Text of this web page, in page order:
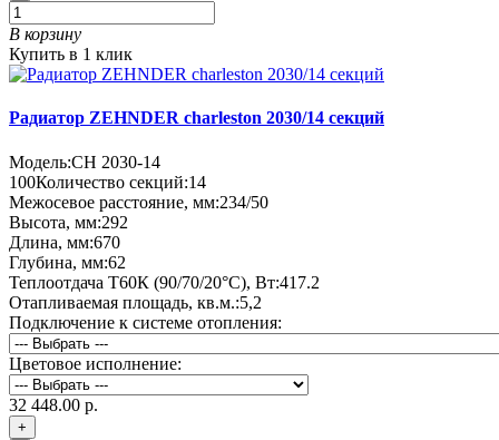
В корзину
Купить в 1 клик
Радиатор ZEHNDER charleston 2030/14 секций
Модель:CH 2030-14
100Количество секций:14
Межосевое расстояние, мм:234/50
Высота, мм:292
Длина, мм:670
Глубина, мм:62
Теплоотдача Т60К (90/70/20°C), Вт:417.2
Отапливаемая площадь, кв.м.:5,2
Подключение к системе отопления:
Цветовое исполнение:
32 448.00 р.
+